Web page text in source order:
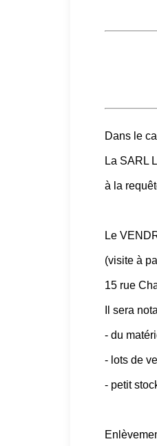
Dans le
La SARL
à la
Le
(visite à
15 rue
Il sera
- du
- lots de
- petit